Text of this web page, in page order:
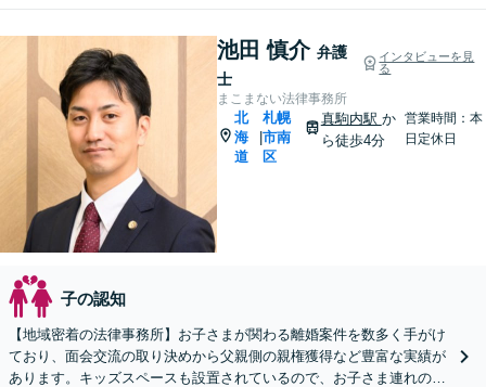
池田 慎介 弁護
士
インタビューを見
る
まこまない法律事務所
北
海
道
札幌
市南
区
真駒内駅 か
ら徒歩4分
営業時間：本
日定休日
子の認知
【地域密着の法律事務所】お子さまが関わる離婚案件を数多く手がけ
ており、面会交流の取り決めから父親側の親権獲得など豊富な実績が
あります。キッズスペースも設置されているので、お子さま連れの方